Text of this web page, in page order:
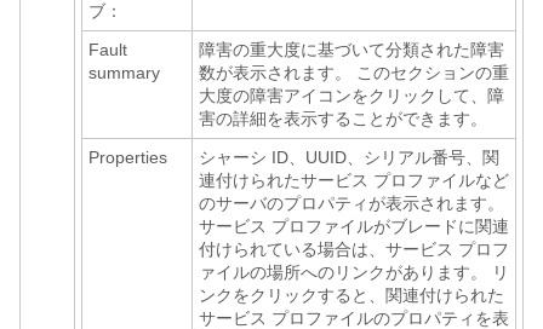
ブ：
Fault
summary
障害の重大度に基づいて分類された障害
数が表示されます。 このセクションの重
大度の障害アイコンをクリックして、障
害の詳細を表示することができます。
Properties
シャーシ ID、UUID、シリアル番号、関
連付けられたサービス プロファイルなど
のサーバのプロパティが表示されます。
サービス プロファイルがブレードに関連
付けられている場合は、サービス プロフ
ァイルの場所へのリンクがあります。 リ
ンクをクリックすると、関連付けられた
サービス プロファイルのプロパティを表